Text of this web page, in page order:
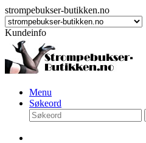
strompebukser-butikken.no
Kundeinfo
Menu
Søkeord